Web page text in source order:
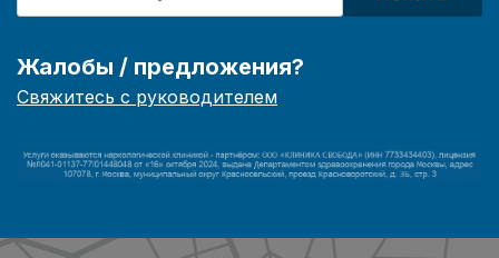
Жалобы / предложения?
Свяжитесь с руководителем